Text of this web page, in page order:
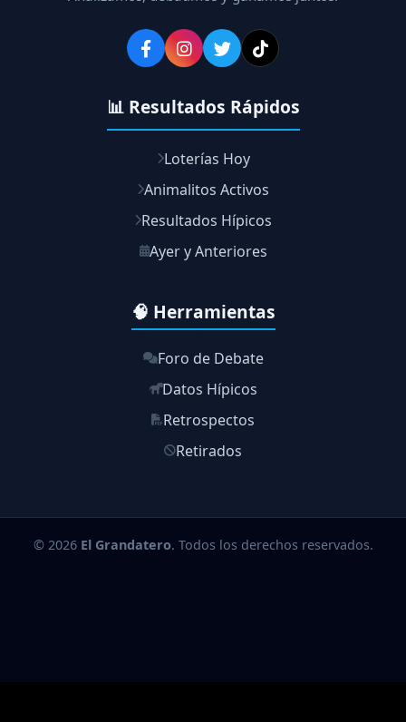
📊 Resultados Rápidos
Loterías Hoy
Animalitos Activos
Resultados Hípicos
Ayer y Anteriores
🧠 Herramientas
Foro de Debate
Datos Hípicos
Retrospectos
Retirados
© 2026 El Grandatero. Todos los derechos reservados.